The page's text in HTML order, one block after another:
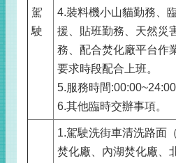
駕
駛
4.裝料機小山貓勤務、
援、貼班勤務、天然災
務、配合焚化廠平台作
要求時段配合上班。
5.服務時間:00:00~24:00
6.其他臨時交辦事項。
1.駕駛洗街車清洗路面
焚化廠、內湖焚化廠、